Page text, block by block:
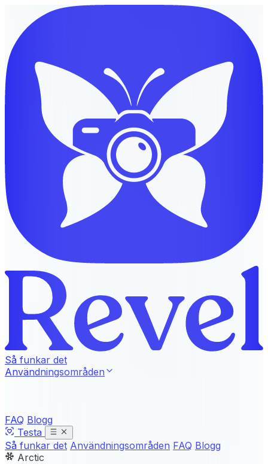
Så funkar det
Användningsområden
FAQ Blogg
Testa
Så funkar det Användningsområden FAQ Blogg
Arctic